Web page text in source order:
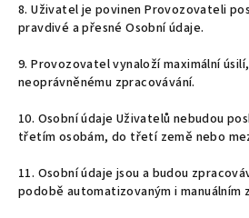
8. Uživatel je povinen Provozovateli
pravdivé a přesné Osobní údaje.
9. Provozovatel vynaloží maximální
neoprávněnému zpracovávání.
10. Osobní údaje Uživatelů nebudou
třetím osobám, do třetí země nebo
11. Osobní údaje jsou a budou
podobě automatizovaným i manuálním